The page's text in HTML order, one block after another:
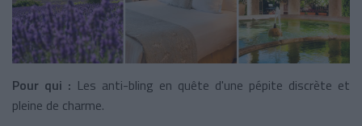
Pour qui : Les anti-bling en quête d'une pépite discrète et
pleine de charme.